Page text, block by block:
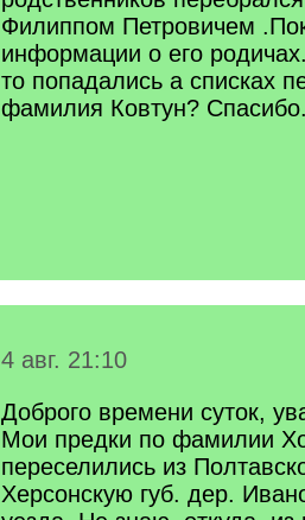
Филиппом Петровичем
информации о его
то попадались а списках
фамилия Ковтун?
4 авг. 21:10
Доброго времени суток,
Мои предки по фамилии
переселились из
Херсонскую губ. дер.